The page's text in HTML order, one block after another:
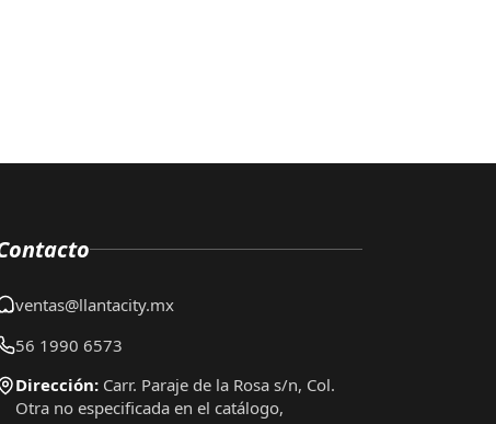
ventas@llantacity.mx
56 1990 6573
Dirección: Carr. Paraje de la Rosa s/n, Col.
Otra no especificada en el catálogo,